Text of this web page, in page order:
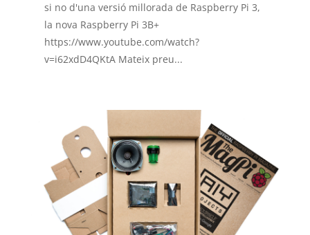
si no d'una versió millorada de Raspberry Pi 3,
la nova Raspberry Pi 3B+
https://www.youtube.com/watch?
v=i62xdD4QKtA Mateix preu...